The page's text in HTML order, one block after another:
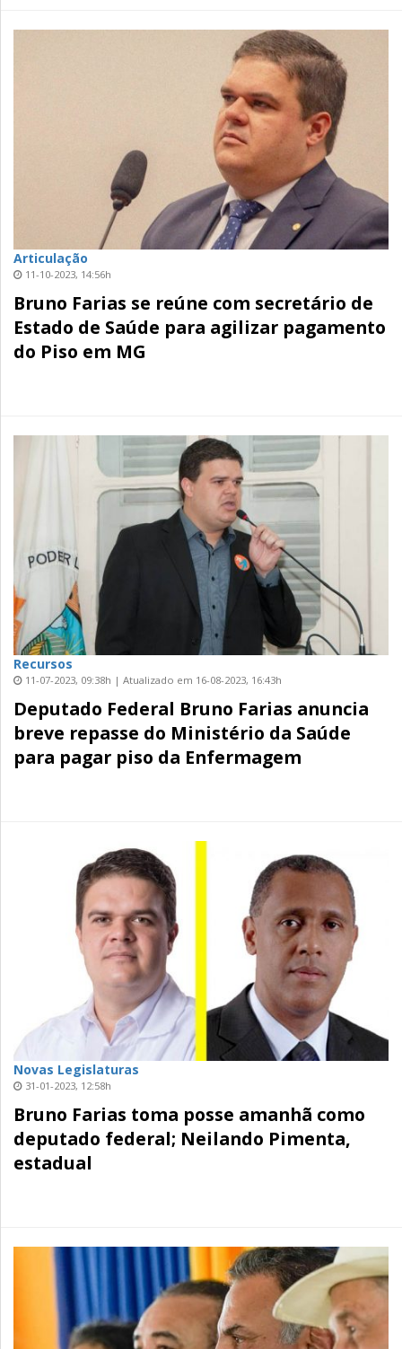
Articulação
11-10-2023, 14:56h
Bruno Farias se reúne com secretário de
Estado de Saúde para agilizar pagamento
do Piso em MG
Recursos
11-07-2023, 09:38h | Atualizado em 16-08-2023, 16:43h
Deputado Federal Bruno Farias anuncia
breve repasse do Ministério da Saúde
para pagar piso da Enfermagem
Novas Legislaturas
31-01-2023, 12:58h
Bruno Farias toma posse amanhã como
deputado federal; Neilando Pimenta,
estadual